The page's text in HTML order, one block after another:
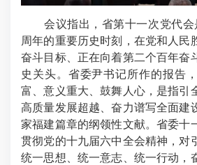
会议指出，省第十一次党代会
周年的重要历史时刻，在党和人民
奋斗目标、正在向着第二个百年奋
史关头。省委尹书记所作的报告
富、意义重大、鼓舞人心，是指引
高质量发展超越、奋力谱写全面建
家福建篇章的纲领性文献。省委十
贯彻党的十九届六中全会精神，对
统一思想、统一意志、统一行动，